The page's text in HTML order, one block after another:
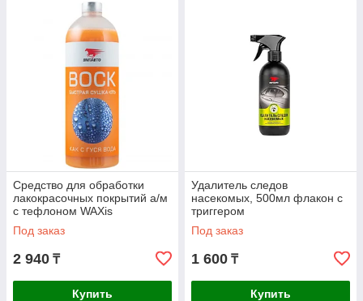
Средство для обработки
лакокрасочных покрытий а/м
с тефлоном WAXis
Professional, 1л флакон
Под заказ
2 940 ₸
Купить
Удалитель следов
насекомых, 500мл флакон с
триггером
Под заказ
1 600 ₸
Купить